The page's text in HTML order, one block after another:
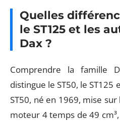
Quelles
le ST125 et les
Dax ?
Comprendre la famille
distingue le ST50, le ST125
ST50, né en 1969, mise
moteur 4 temps de 49